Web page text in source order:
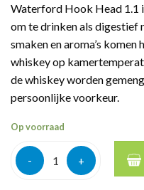
Waterford Hook Head 1.1
om te drinken als digestief
smaken en aroma’s
whiskey op
de whiskey worden
persoonlijke voorkeur.
Op voorraad
Waterford Sfo Hook Head